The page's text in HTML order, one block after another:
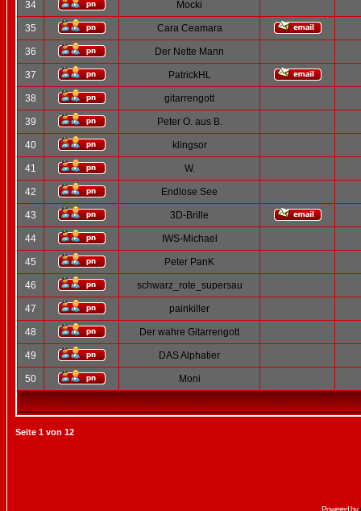
34 Mocki
35 Cara Ceamara
36 Der Nette Mann
37 PatrickHL
38 gitarrengott
39 Peter O. aus B.
40 klingsor
41 W.
42 Endlose See
43 3D-Brille
44 IWS-Michael
45 Peter PanK
46 schwarz_rote_supersau
47 painkiller
48 Der wahre Gitarrengott
49 DAS Alphatier
50 Moni
Seite 1 von 12
Powered by